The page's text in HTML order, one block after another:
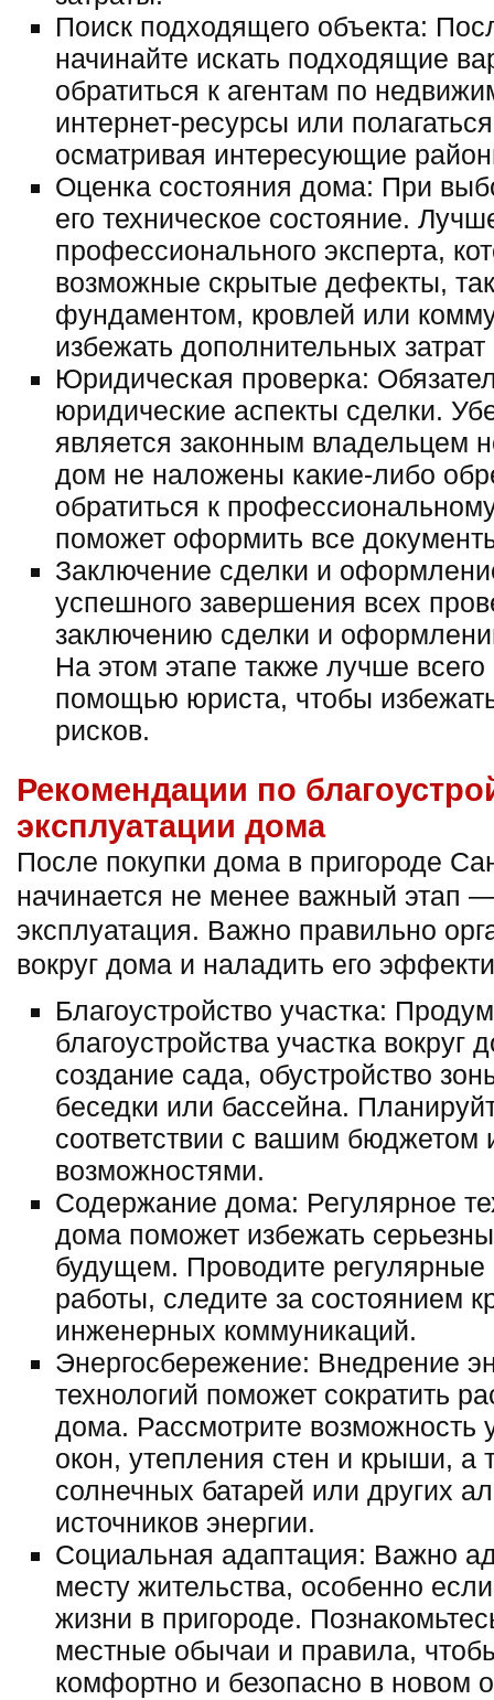
Поиск подходящего объекта:
начинайте искать подходящие
обратиться к агентам по
интернет-ресурсы или
осматривая интересующие
Оценка состояния дома: При
его техническое состояние.
профессионального эксперта,
возможные скрытые дефекты,
фундаментом, кровлей или
избежать дополнительных
Юридическая проверка:
юридические аспекты сделки.
является законным владельцем
дом не наложены какие-либо
обратиться к
поможет оформить все
Заключение сделки и
успешного завершения всех
заключению сделки и
На этом этапе также лучше всего
помощью юриста, чтобы
рисков.
Рекомендации по
эксплуатации дома
После покупки дома в пригороде
начинается не менее важный этап —
эксплуатация. Важно правильно
вокруг дома и наладить его
Благоустройство участка:
благоустройства участка
создание сада, обустройство
беседки или бассейна.
соответствии с вашим
возможностями.
Содержание дома: Регулярное
дома поможет избежать
будущем. Проводите
работы, следите за состоянием
инженерных коммуникаций.
Энергосбережение: Внедрение
технологий поможет сократить
дома. Рассмотрите возможность
окон, утепления стен и крыши, а
солнечных батарей или других
источников энергии.
Социальная адаптация: Важно
месту жительства, особенно
жизни в пригороде.
местные обычаи и правила,
комфортно и безопасно в новом